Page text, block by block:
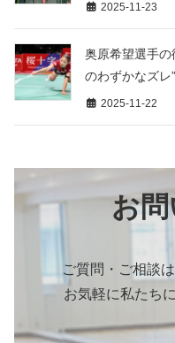
2025-11-23
奥原希望選手の
のわずかなズレ
2025-11-22
お
ご質問・ご相談
お気軽に私たち